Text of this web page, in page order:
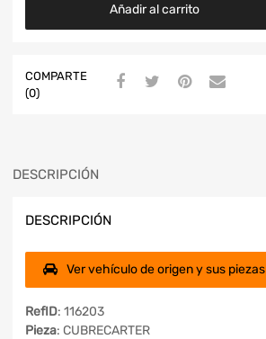
Añadir al carrito
COMPARTE
(0)
DESCRIPCIÓN
DESCRIPCIÓN
Ver vehículo de origen y sus piezas
RefID: 116203
Pieza: CUBRECARTER